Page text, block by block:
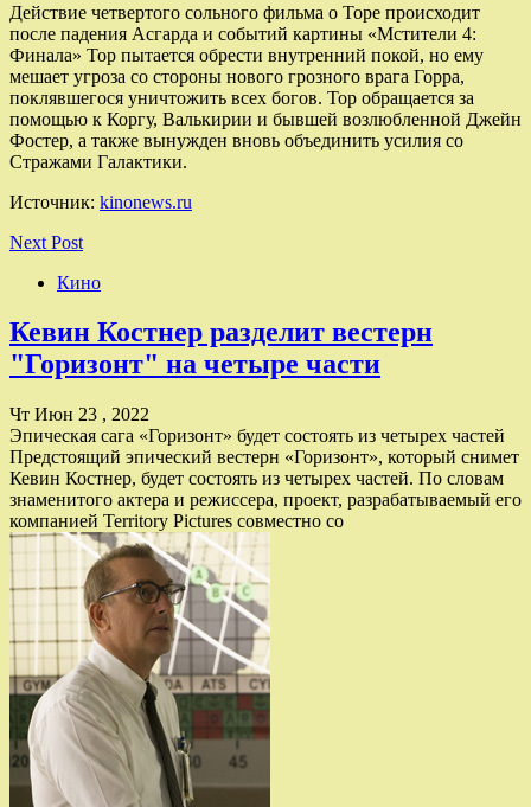
Действие четвертого сольного фильма о Торе происходит
после падения Асгарда и событий картины «Мстители 4:
Финала» Тор пытается обрести внутренний покой, но ему
мешает угроза со стороны нового грозного врага Горра,
поклявшегося уничтожить всех богов. Тор обращается за
помощью к Коргу, Валькирии и бывшей возлюбленной Джейн
Фостер, а также вынужден вновь объединить усилия со
Стражами Галактики.
Источник: kinonews.ru
Next Post
Кино
Кевин Костнер разделит вестерн
"Горизонт" на четыре части
Чт Июн 23 , 2022
Эпическая сага «Горизонт» будет состоять из четырех частей
Предстоящий эпический вестерн «Горизонт», который снимет
Кевин Костнер, будет состоять из четырех частей. По словам
знаменитого актера и режиссера, проект, разрабатываемый его
компанией Territory Pictures совместно со